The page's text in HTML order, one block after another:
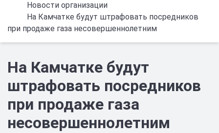
Новости организации
На Камчатке будут штрафовать посредников
при продаже газа несовершеннолетним
На Камчатке будут
штрафовать посредников
при продаже газа
несовершеннолетним